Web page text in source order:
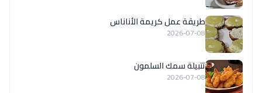
طريقة عمل كريمة الأناناس
2026-07-08
تتبيلة سمك السلمون
2026-07-08